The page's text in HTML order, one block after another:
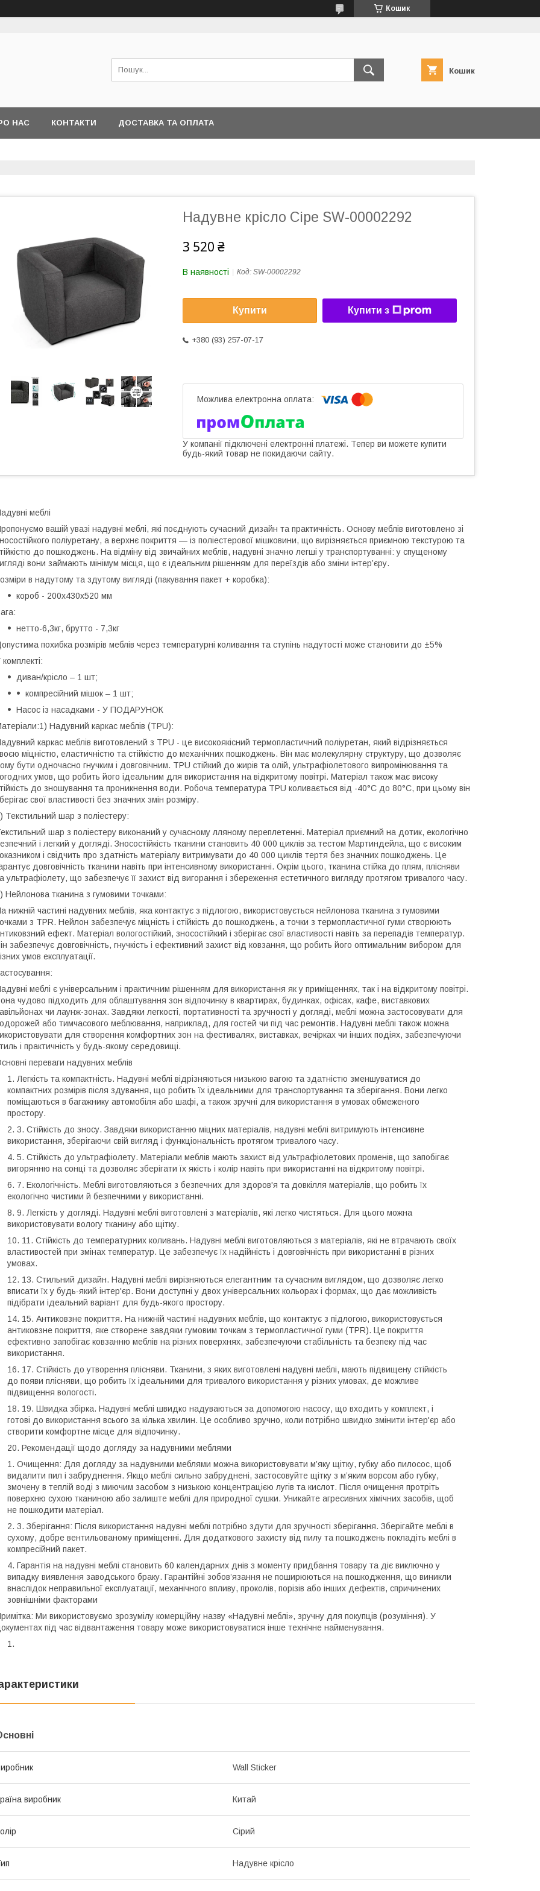
Кошик
Кошик
НАС КОНТАКТИ ДОСТАВКА ТА ОПЛАТА
Надувне крісло Сіре SW-00002292
3 520 ₴
В наявності Код: SW-00002292
Купити Купити з
+380 (93) 257-07-17
У компанії підключені електронні платежі. Тепер ви можете купити
будь-який товар не покидаючи сайту.
меблі
вашій увазі надувні меблі, які поєднують сучасний дизайн та практичність. Основу меблів виготовлено зі
поліуретану, а верхнє покриття — із поліестерової мішковини, що вирізняється приємною текстурою та
до пошкоджень. На відміну від звичайних меблів, надувні значно легші у транспортуванні: у спущеному
вони займають мінімум місця, що є ідеальним рішенням для переїздів або зміни інтер’єру.
в надутому та здутому вигляді (пакування пакет + коробка):
короб - 200х430х520 мм
нетто-6,3кг, брутто - 7,3кг
похибка розмірів меблів через температурні коливання та ступінь надутості може становити до ±5%
комплекті:
диван/крісло – 1 шт;
компресійний мішок – 1 шт;
Насос із насадками - У ПОДАРУНОК
Надувний каркас меблів (TPU):
каркас меблів виготовлений з TPU - це високоякісний термопластичний поліуретан, який відрізняється
міцністю, еластичністю та стійкістю до механічних пошкоджень. Він має молекулярну структуру, що дозволяє
бути одночасно гнучким і довговічним. TPU стійкий до жирів та олій, ультрафіолетового випромінювання та
умов, що робить його ідеальним для використання на відкритому повітрі. Матеріал також має високу
до зношування та проникнення води. Робоча температура TPU коливається від -40°C до 80°C, при цьому він
свої властивості без значних змін розміру.
Текстильний шар з поліестеру:
шар з поліестеру виконаний у сучасному лляному переплетенні. Матеріал приємний на дотик, екологічно
і легкий у догляді. Зносостійкість тканини становить 40 000 циклів за тестом Мартиндейла, що є високим
і свідчить про здатність матеріалу витримувати до 40 000 циклів тертя без значних пошкоджень. Це
довговічність тканини навіть при інтенсивному використанні. Окрім цього, тканина стійка до плям, плісняви
ультрафіолету, що забезпечує її захист від вигорання і збереження естетичного вигляду протягом тривалого часу.
Нейлонова тканина з гумовими точками:
нижній частині надувних меблів, яка контактує з підлогою, використовується нейлонова тканина з гумовими
з TPR. Нейлон забезпечує міцність і стійкість до пошкоджень, а точки з термопластичної гуми створюють
ефект. Матеріал вологостійкий, зносостійкий і зберігає свої властивості навіть за перепадів температур.
забезпечує довговічність, гнучкість і ефективний захист від ковзання, що робить його оптимальним вибором для
умов експлуатації.
меблі є універсальним і практичним рішенням для використання як у приміщеннях, так і на відкритому повітрі.
чудово підходить для облаштування зон відпочинку в квартирах, будинках, офісах, кафе, виставкових
чи лаунж-зонах. Завдяки легкості, портативності та зручності у догляді, меблі можна застосовувати для
або тимчасового меблювання, наприклад, для гостей чи під час ремонтів. Надувні меблі також можна
для створення комфортних зон на фестивалях, виставках, вечірках чи інших подіях, забезпечуючи
і практичність у будь-якому середовищі.
переваги надувних меблів
Легкість та компактність. Надувні меблі відрізняються низькою вагою та здатністю зменшуватися до
компактних розмірів після здування, що робить їх ідеальними для транспортування та зберігання. Вони легко
поміщаються в багажнику автомобіля або шафі, а також зручні для використання в умовах обмеженого
простору.
Стійкість до зносу. Завдяки використанню міцних матеріалів, надувні меблі витримують інтенсивне
використання, зберігаючи свій вигляд і функціональність протягом тривалого часу.
Стійкість до ультрафіолету. Матеріали меблів мають захист від ультрафіолетових променів, що запобігає
вигорянню на сонці та дозволяє зберігати їх якість і колір навіть при використанні на відкритому повітрі.
Екологічність. Меблі виготовляються з безпечних для здоров'я та довкілля матеріалів, що робить їх
екологічно чистими й безпечними у використанні.
Легкість у догляді. Надувні меблі виготовлені з матеріалів, які легко чистяться. Для цього можна
використовувати вологу тканину або щітку.
Стійкість до температурних коливань. Надувні меблі виготовляються з матеріалів, які не втрачають своїх
властивостей при змінах температур. Це забезпечує їх надійність і довговічність при використанні в різних
умовах.
Стильний дизайн. Надувні меблі вирізняються елегантним та сучасним виглядом, що дозволяє легко
вписати їх у будь-який інтер'єр. Вони доступні у двох універсальних кольорах і формах, що дає можливість
підібрати ідеальний варіант для будь-якого простору.
Антиковзне покриття. На нижній частині надувних меблів, що контактує з підлогою, використовується
антиковзне покриття, яке створене завдяки гумовим точкам з термопластичної гуми (TPR). Це покриття
ефективно запобігає ковзанню меблів на різних поверхнях, забезпечуючи стабільність та безпеку під час
використання.
Стійкість до утворення плісняви. Тканини, з яких виготовлені надувні меблі, мають підвищену стійкість
до появи плісняви, що робить їх ідеальними для тривалого використання у різних умовах, де можливе
підвищення вологості.
Швидка збірка. Надувні меблі швидко надуваються за допомогою насосу, що входить у комплект, і
готові до використання всього за кілька хвилин. Це особливо зручно, коли потрібно швидко змінити інтер'єр або
створити комфортне місце для відпочинку.
Рекомендації щодо догляду за надувними меблями
Очищення: Для догляду за надувними меблями можна використовувати м’яку щітку, губку або пилосос, щоб
видалити пил і забруднення. Якщо меблі сильно забруднені, застосовуйте щітку з м’яким ворсом або губку,
змочену в теплій воді з миючим засобом з низькою концентрацією лугів та кислот. Після очищення протріть
поверхню сухою тканиною або залиште меблі для природної сушки. Уникайте агресивних хімічних засобів, щоб
не пошкодити матеріал.
Зберігання: Після використання надувні меблі потрібно здути для зручності зберігання. Зберігайте меблі в
сухому, добре вентильованому приміщенні. Для додаткового захисту від пилу та пошкоджень покладіть меблі в
компресійний пакет.
Гарантія на надувні меблі становить 60 календарних днів з моменту придбання товару та діє виключно у
випадку виявлення заводського браку. Гарантійні зобов’язання не поширюються на пошкодження, що виникли
внаслідок неправильної експлуатації, механічного впливу, проколів, порізів або інших дефектів, спричинених
зовнішніми факторами
Ми використовуємо зрозумілу комерційну назву «Надувні меблі», зручну для покупців (розуміння). У
під час відвантаження товару може використовуватися інше технічне найменування.
Wall Sticker
виробник Китай
Сірий
Надувне крісло